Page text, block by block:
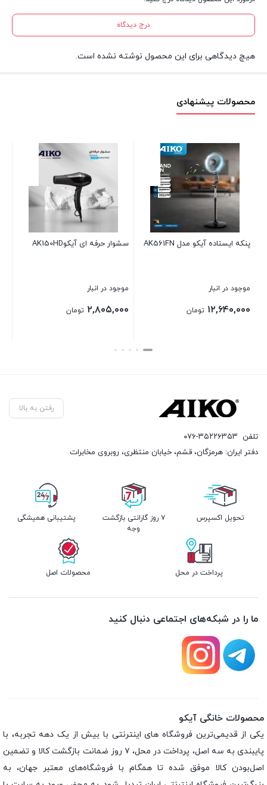
درج دیدگاه
هیچ دیدگاهی برای این محصول نوشته نشده است.
محصولات پیشنهادی
سشوار حرفه ای آیکوAK150HD
موجود در انبار
۲,۸۰۵,۰۰۰ تومان
خردکن آیکو مدل AK212CH
موجود در انبار
۴,۶۸۰,۰۰۰ تومان
بستن
رفتن به بالا
تلفن ۰۷۶-۳۵۲۲۶۳۵۳
دفتر ایران: هرمزگان، قشم، خیابان منتظری، روبروی مخابرات
تحویل اکسپرس
۷ روز گارانتی بازگشت
وجه
پشتیبانی همیشگی
پرداخت در محل محصولات اصل
ما را در شبکه‌های اجتماعی دنبال کنید
محصولات خانگی آیکو
یکی از قدیمی‌ترین فروشگاه های اینترنتی با بیش از یک دهه تجربه، با
پایبندی به سه اصل، پرداخت در محل، ۷ روز ضمانت بازگشت کالا و تضمین
اصل‌بودن کالا موفق شده تا همگام با فروشگاه‌های معتبر جهان، به